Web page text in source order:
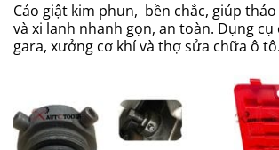
Cảo giật kim phun, bền chắc, giúp
và xi lanh nhanh gọn, an toàn. Dụng
gara, xưởng cơ khí và thợ sửa chữa ô tô.